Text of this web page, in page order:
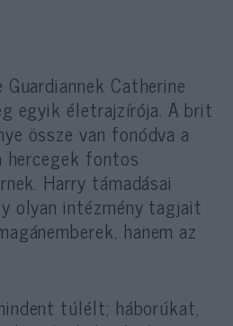
Guardiannek Catherine
egyik életrajzírója. A brit
össze van fonódva a
fontos
Harry támadásai
olyan intézmény tagjait
hanem az
túlélt; háborúkat,